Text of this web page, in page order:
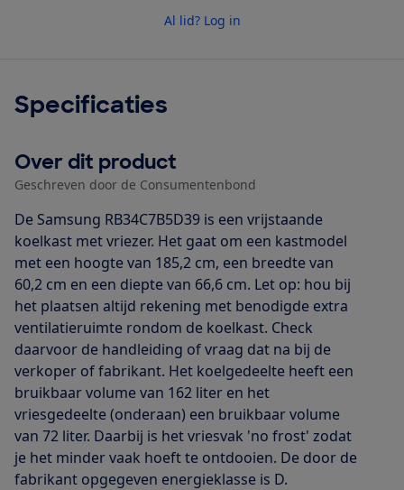
Al lid? Log in
Specificaties
Over dit product
Geschreven door de Consumentenbond
De Samsung RB34C7B5D39 is een vrijstaande
koelkast met vriezer. Het gaat om een kastmodel
met een hoogte van 185,2 cm, een breedte van
60,2 cm en een diepte van 66,6 cm. Let op: hou bij
het plaatsen altijd rekening met benodigde extra
ventilatieruimte rondom de koelkast. Check
daarvoor de handleiding of vraag dat na bij de
verkoper of fabrikant. Het koelgedeelte heeft een
bruikbaar volume van 162 liter en het
vriesgedeelte (onderaan) een bruikbaar volume
van 72 liter. Daarbij is het vriesvak 'no frost' zodat
je het minder vaak hoeft te ontdooien. De door de
fabrikant opgegeven energieklasse is D.